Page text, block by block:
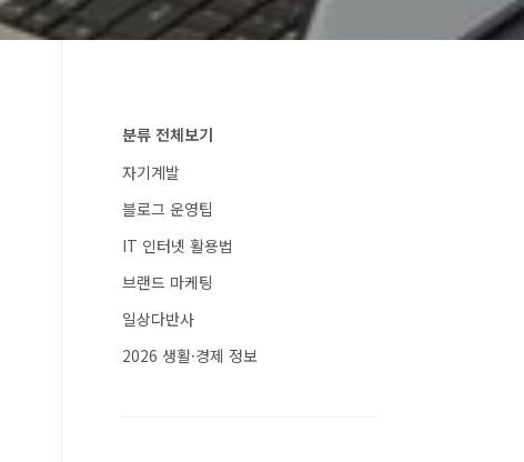
분류 전체보기
자기계발
블로그 운영팁
IT 인터넷 활용법
브랜드 마케팅
일상다반사
2026 생활·경제 정보